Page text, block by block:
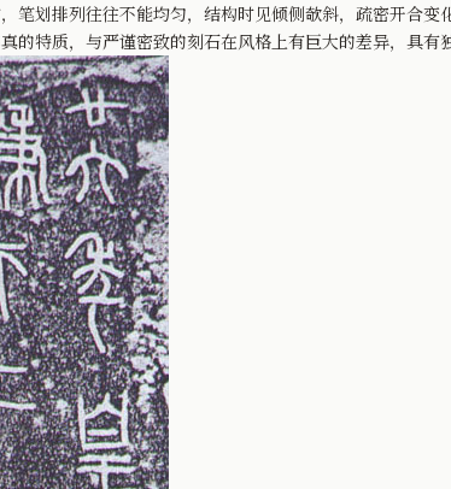
划排列往往不能均匀，结构时见倾侧欹斜，疏密开合变
特质，与严谨密致的刻石在风格上有巨大的差异，具有